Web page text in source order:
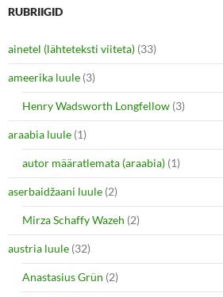
RUBRIIGID
ainetel (lähteteksti viiteta) (33)
ameerika luule (3)
Henry Wadsworth Longfellow (3)
araabia luule (1)
autor määratlemata (araabia) (1)
aserbaidžaani luule (2)
Mirza Schaffy Wazeh (2)
austria luule (32)
Anastasius Grün (2)